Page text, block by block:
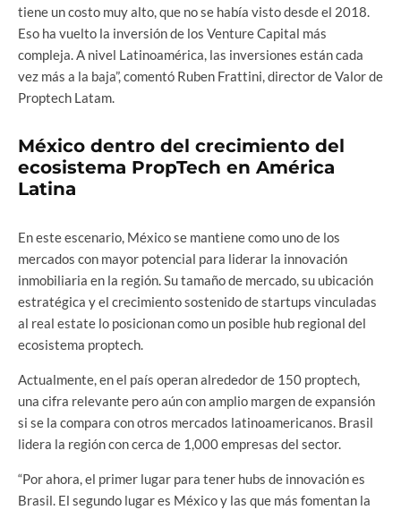
tiene un costo muy alto, que no se había visto desde el 2018.
Eso ha vuelto la inversión de los Venture Capital más
compleja. A nivel Latinoamérica, las inversiones están cada
vez más a la baja”, comentó Ruben Frattini, director de Valor de
Proptech Latam.
México dentro del crecimiento del
ecosistema PropTech en América
Latina
En este escenario, México se mantiene como uno de los
mercados con mayor potencial para liderar la innovación
inmobiliaria en la región. Su tamaño de mercado, su ubicación
estratégica y el crecimiento sostenido de startups vinculadas
al real estate lo posicionan como un posible hub regional del
ecosistema proptech.
Actualmente, en el país operan alrededor de 150 proptech,
una cifra relevante pero aún con amplio margen de expansión
si se la compara con otros mercados latinoamericanos. Brasil
lidera la región con cerca de 1,000 empresas del sector.
“Por ahora, el primer lugar para tener hubs de innovación es
Brasil. El segundo lugar es México y las que más fomentan la